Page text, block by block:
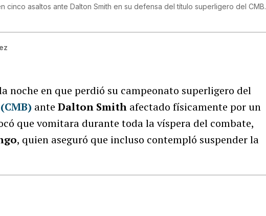
cinco asaltos ante Dalton Smith en su defensa del título superligero del CMB.
noche en que perdió su campeonato superligero del
anteDalton Smith afectado físicamente por un
que vomitara durante toda la víspera del combate,
, quien aseguró que incluso contempló suspender la